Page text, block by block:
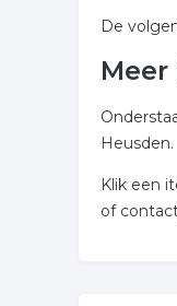
De
Heusden.
Klik een
of